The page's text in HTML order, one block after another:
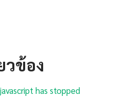
วข้อง
has stopped